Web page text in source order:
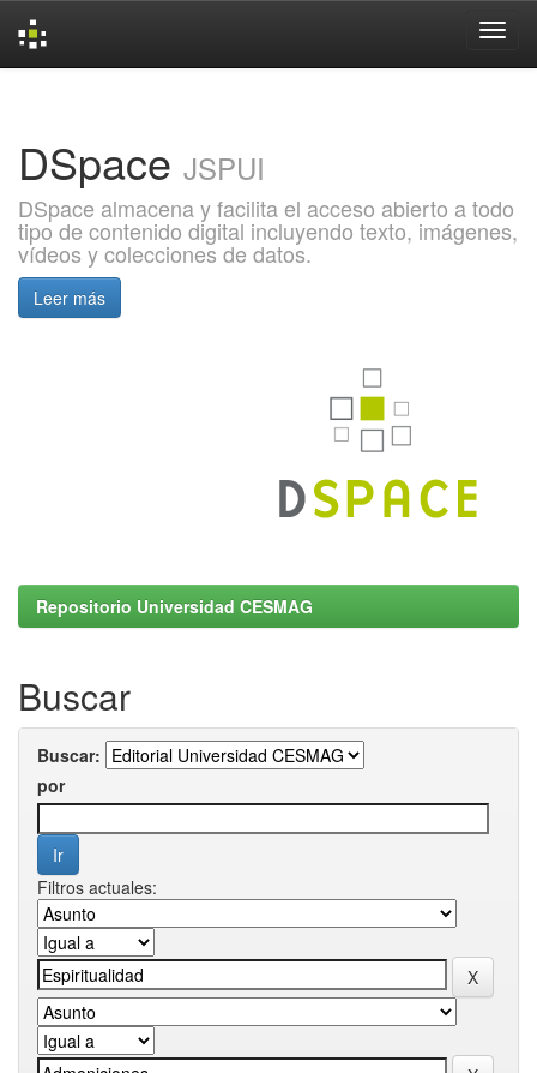
DSpace JSPUI
DSpace almacena y facilita el acceso abierto a todo
tipo de contenido digital incluyendo texto, imágenes,
vídeos y colecciones de datos.
Leer más
Repositorio Universidad CESMAG
Buscar
Buscar:
por
Filtros actuales: